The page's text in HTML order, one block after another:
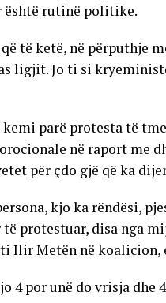
është rutinë politike.
të ketë, në përputhje
ligjit. Jo ti si
kemi parë protesta të
në raport me
për çdo gjë që ka
kjo ka rëndësi,
protestuar, disa nga
Ilir Metën në
4 por unë do vrisja dhe